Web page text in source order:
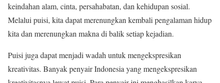
keindahan alam, cinta, persahabatan, dan kehidupan sosial.
Melalui puisi, kita dapat merenungkan kembali pengalaman hidup
kita dan merenungkan makna di balik setiap kejadian.
Puisi juga dapat menjadi wadah untuk mengekspresikan
kreativitas. Banyak penyair Indonesia yang mengekspresikan